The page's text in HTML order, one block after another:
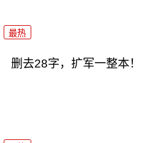
最热
删去28字，扩军一整本